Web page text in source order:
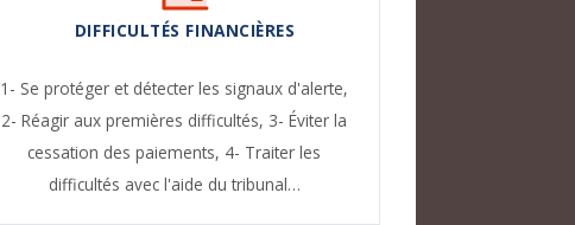
DIFFICULTÉS FINANCIÈRES
1- Se protéger et détecter les signaux d'alerte,
2- Réagir aux premières difficultés, 3- Éviter la
cessation des paiements, 4- Traiter les
difficultés avec l'aide du tribunal…